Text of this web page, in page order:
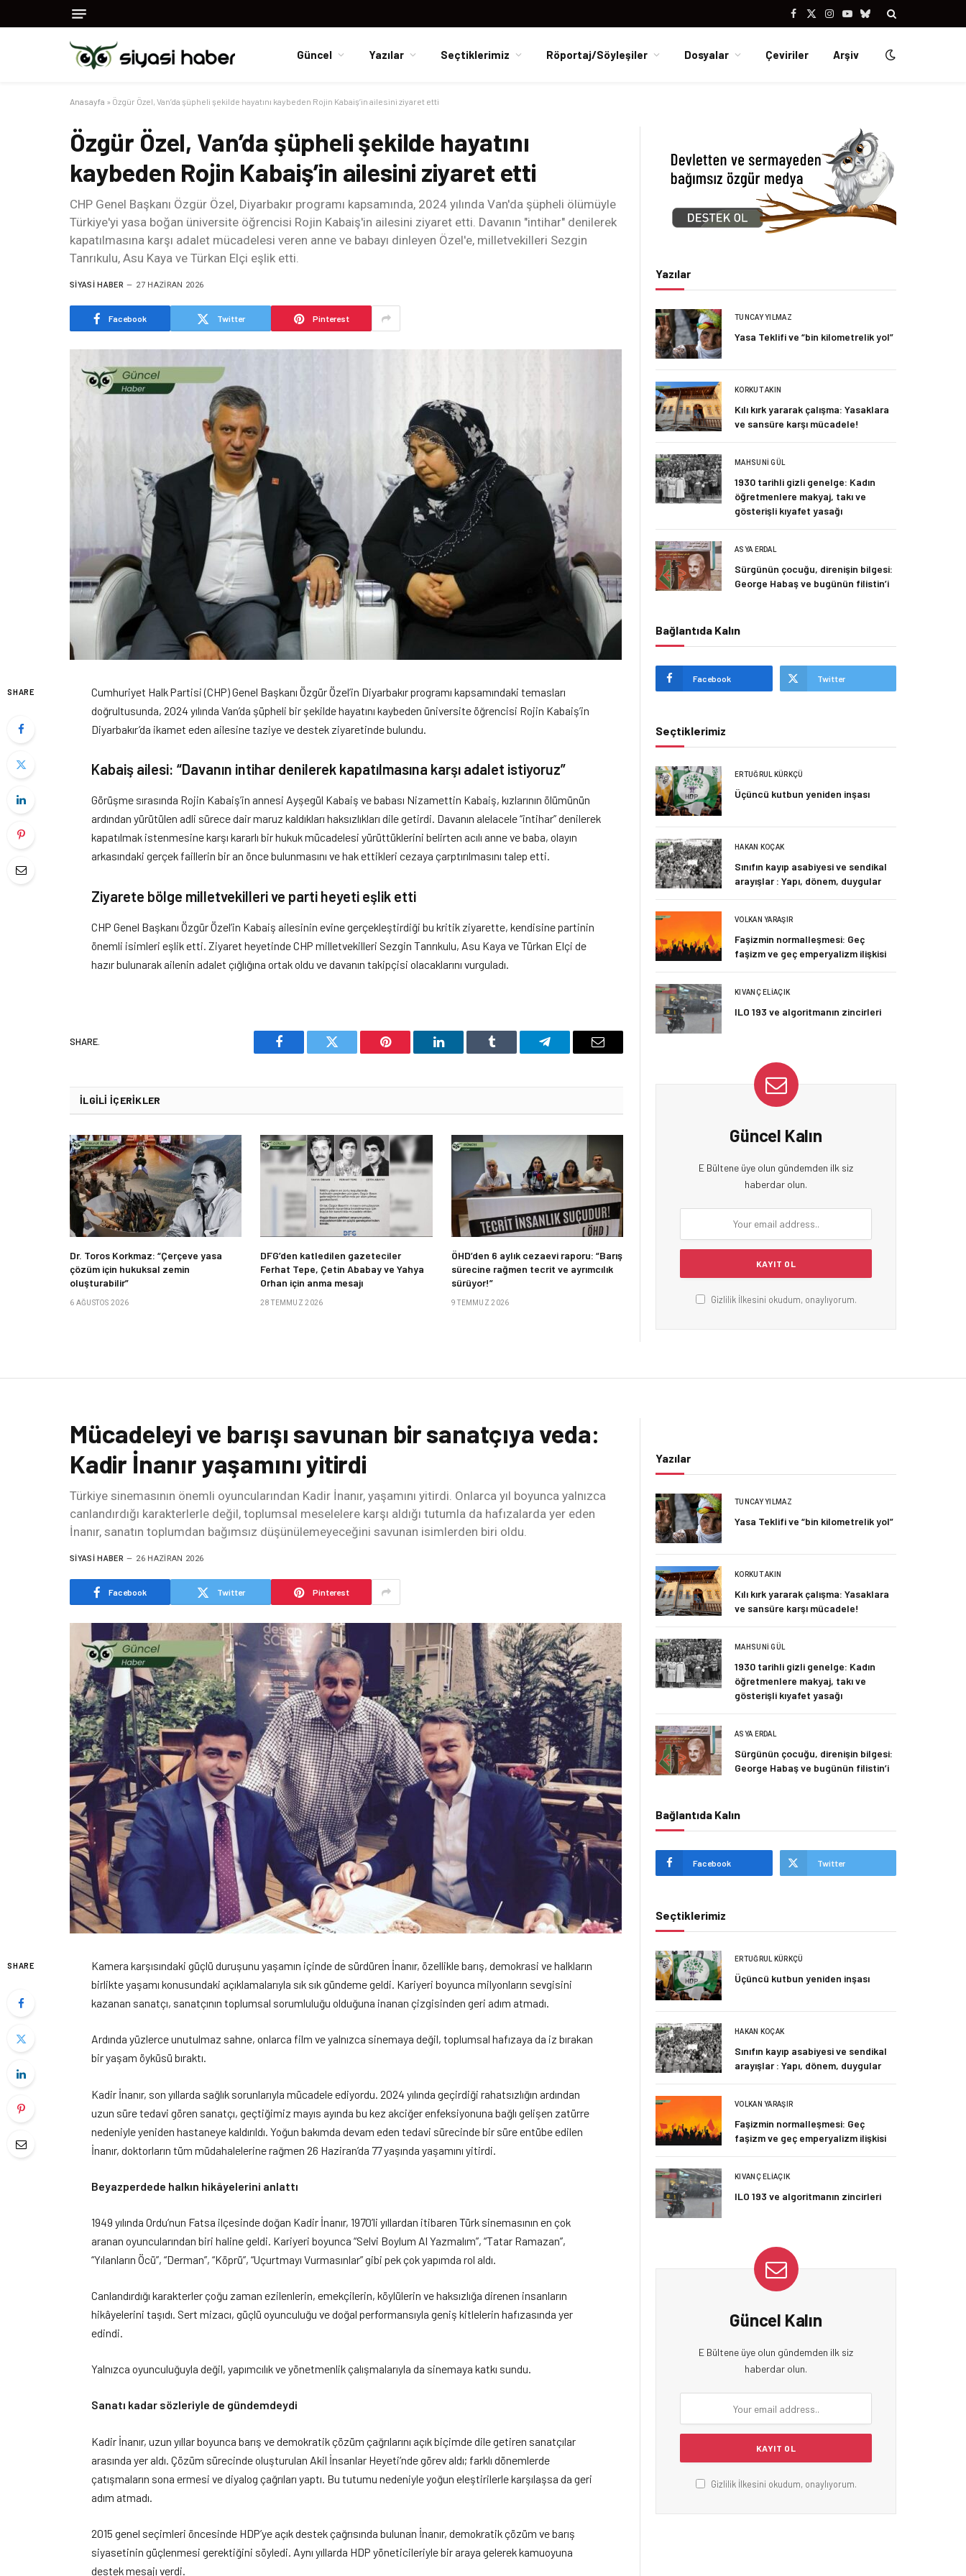
Facebook
X
Instagram
YouTubeBluesky
Güncel Yazılar Seçtiklerimiz Röportaj/Söyleşiler Dosyalar Çeviriler Arşiv
Anasayfa » Özgür Özel, Van’da şüpheli şekilde hayatını kaybeden Rojin Kabaiş’in ailesini ziyaret etti
Özgür Özel, Van’da şüpheli şekilde hayatını
kaybeden Rojin Kabaiş’in ailesini ziyaret etti
CHP Genel Başkanı Özgür Özel, Diyarbakır programı kapsamında, 2024 yılında Van'da şüpheli ölümüyle
Türkiye'yi yasa boğan üniversite öğrencisi Rojin Kabaiş'in ailesini ziyaret etti. Davanın "intihar" denilerek
kapatılmasına karşı adalet mücadelesi veren anne ve babayı dinleyen Özel'e, milletvekilleri Sezgin
Tanrıkulu, Asu Kaya ve Türkan Elçi eşlik etti.
SIYASI HABER 27 HAZIRAN 2026
Facebook Twitter Pinterest
SHARE
Cumhuriyet Halk Partisi (CHP) Genel Başkanı Özgür Özel’in Diyarbakır programı kapsamındaki temasları
doğrultusunda, 2024 yılında Van’da şüpheli bir şekilde hayatını kaybeden üniversite öğrencisi Rojin Kabaiş’in
Diyarbakır’da ikamet eden ailesine taziye ve destek ziyaretinde bulundu.
Kabaiş ailesi: “Davanın intihar denilerek kapatılmasına karşı adalet istiyoruz”
Görüşme sırasında Rojin Kabaiş’in annesi Ayşegül Kabaiş ve babası Nizamettin Kabaiş, kızlarının ölümünün
ardından yürütülen adli sürece dair maruz kaldıkları haksızlıkları dile getirdi. Davanın alelacele “intihar” denilerek
kapatılmak istenmesine karşı kararlı bir hukuk mücadelesi yürüttüklerini belirten acılı anne ve baba, olayın
arkasındaki gerçek faillerin bir an önce bulunmasını ve hak ettikleri cezaya çarptırılmasını talep etti.
Ziyarete bölge milletvekilleri ve parti heyeti eşlik etti
CHP Genel Başkanı Özgür Özel’in Kabaiş ailesinin evine gerçekleştirdiği bu kritik ziyarette, kendisine partinin
önemli isimleri eşlik etti. Ziyaret heyetinde CHP milletvekilleri Sezgin Tanrıkulu, Asu Kaya ve Türkan Elçi de
hazır bulunarak ailenin adalet çığlığına ortak oldu ve davanın takipçisi olacaklarını vurguladı.
SHARE.
Facebook Twitter Pinterest LinkedIn Tumblr Telegram Email
İLGILI İÇERIKLER
Dr. Toros Korkmaz: “Çerçeve yasa
çözüm için hukuksal zemin
oluşturabilir”
6 AĞUSTOS 2026
DFG’den katledilen gazeteciler
Ferhat Tepe, Çetin Ababay ve Yahya
Orhan için anma mesajı
28 TEMMUZ 2026
ÖHD’den 6 aylık cezaevi raporu: “Barış
sürecine rağmen tecrit ve ayrımcılık
sürüyor!”
9 TEMMUZ 2026
Yazılar
TUNCAY YILMAZ
Yasa Teklifi ve “bin kilometrelik yol”
KORKUT AKIN
Kılı kırk yararak çalışma: Yasaklara
ve sansüre karşı mücadele!
MAHSUNI GÜL
1930 tarihli gizli genelge: Kadın
öğretmenlere makyaj, takı ve
gösterişli kıyafet yasağı
ASYA ERDAL
Sürgünün çocuğu, direnişin bilgesi:
George Habaş ve bugünün filistin’i
Bağlantıda Kalın
Facebook Twitter
Seçtiklerimiz
ERTUĞRUL KÜRKÇÜ
Üçüncü kutbun yeniden inşası
HAKAN KOÇAK
Sınıfın kayıp asabiyesi ve sendikal
arayışlar : Yapı, dönem, duygular
VOLKAN YARAŞIR
Faşizmin normalleşmesi: Geç
faşizm ve geç emperyalizm ilişkisi
KIVANÇ ELIAÇIK
ILO 193 ve algoritmanın zincirleri
Güncel Kalın
E Bültene üye olun gündemden ilk siz
haberdar olun.
Gizlilik İlkesini okudum, onaylıyorum.
Mücadeleyi ve barışı savunan bir sanatçıya veda:
Kadir İnanır yaşamını yitirdi
Türkiye sinemasının önemli oyuncularından Kadir İnanır, yaşamını yitirdi. Onlarca yıl boyunca yalnızca
canlandırdığı karakterlerle değil, toplumsal meselelere karşı aldığı tutumla da hafızalarda yer eden
İnanır, sanatın toplumdan bağımsız düşünülemeyeceğini savunan isimlerden biri oldu.
SIYASI HABER 26 HAZIRAN 2026
Facebook Twitter Pinterest
SHARE
Kamera karşısındaki güçlü duruşunu yaşamın içinde de sürdüren İnanır, özellikle barış, demokrasi ve halkların
birlikte yaşamı konusundaki açıklamalarıyla sık sık gündeme geldi. Kariyeri boyunca milyonların sevgisini
kazanan sanatçı, sanatçının toplumsal sorumluluğu olduğuna inanan çizgisinden geri adım atmadı.
Ardında yüzlerce unutulmaz sahne, onlarca film ve yalnızca sinemaya değil, toplumsal hafızaya da iz bırakan
bir yaşam öyküsü bıraktı.
Kadir İnanır, son yıllarda sağlık sorunlarıyla mücadele ediyordu. 2024 yılında geçirdiği rahatsızlığın ardından
uzun süre tedavi gören sanatçı, geçtiğimiz mayıs ayında bu kez akciğer enfeksiyonuna bağlı gelişen zatürre
nedeniyle yeniden hastaneye kaldırıldı. Yoğun bakımda devam eden tedavi sürecinde bir süre entübe edilen
İnanır, doktorların tüm müdahalelerine rağmen 26 Haziran’da 77 yaşında yaşamını yitirdi.
Beyazperdede halkın hikâyelerini anlattı
1949 yılında Ordu’nun Fatsa ilçesinde doğan Kadir İnanır, 1970’li yıllardan itibaren Türk sinemasının en çok
aranan oyuncularından biri haline geldi. Kariyeri boyunca “Selvi Boylum Al Yazmalım”, “Tatar Ramazan”,
“Yılanların Öcü”, “Derman”, “Köprü”, “Uçurtmayı Vurmasınlar” gibi pek çok yapımda rol aldı.
Canlandırdığı karakterler çoğu zaman ezilenlerin, emekçilerin, köylülerin ve haksızlığa direnen insanların
hikâyelerini taşıdı. Sert mizacı, güçlü oyunculuğu ve doğal performansıyla geniş kitlelerin hafızasında yer
edindi.
Yalnızca oyunculuğuyla değil, yapımcılık ve yönetmenlik çalışmalarıyla da sinemaya katkı sundu.
Sanatı kadar sözleriyle de gündemdeydi
Kadir İnanır, uzun yıllar boyunca barış ve demokratik çözüm çağrılarını açık biçimde dile getiren sanatçılar
arasında yer aldı. Çözüm sürecinde oluşturulan Akil İnsanlar Heyeti’nde görev aldı; farklı dönemlerde
çatışmaların sona ermesi ve diyalog çağrıları yaptı. Bu tutumu nedeniyle yoğun eleştirilerle karşılaşsa da geri
adım atmadı.
2015 genel seçimleri öncesinde HDP’ye açık destek çağrısında bulunan İnanır, demokratik çözüm ve barış
siyasetinin güçlenmesi gerektiğini söyledi. Aynı yıllarda HDP yöneticileriyle bir araya gelerek kamuoyuna
destek mesajı verdi.
Yazılar
TUNCAY YILMAZ
Yasa Teklifi ve “bin kilometrelik yol”
KORKUT AKIN
Kılı kırk yararak çalışma: Yasaklara
ve sansüre karşı mücadele!
MAHSUNI GÜL
1930 tarihli gizli genelge: Kadın
öğretmenlere makyaj, takı ve
gösterişli kıyafet yasağı
ASYA ERDAL
Sürgünün çocuğu, direnişin bilgesi:
George Habaş ve bugünün filistin’i
Bağlantıda Kalın
Facebook Twitter
Seçtiklerimiz
ERTUĞRUL KÜRKÇÜ
Üçüncü kutbun yeniden inşası
HAKAN KOÇAK
Sınıfın kayıp asabiyesi ve sendikal
arayışlar : Yapı, dönem, duygular
VOLKAN YARAŞIR
Faşizmin normalleşmesi: Geç
faşizm ve geç emperyalizm ilişkisi
KIVANÇ ELIAÇIK
ILO 193 ve algoritmanın zincirleri
Güncel Kalın
E Bültene üye olun gündemden ilk siz
haberdar olun.
Gizlilik İlkesini okudum, onaylıyorum.